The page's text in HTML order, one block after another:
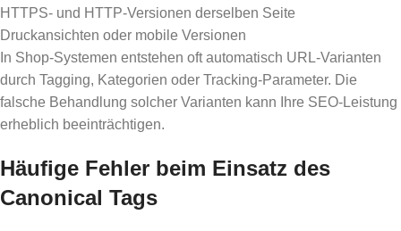
HTTPS- und HTTP-Versionen derselben Seite
Druckansichten oder mobile Versionen
In Shop-Systemen entstehen oft automatisch URL-Varianten
durch Tagging, Kategorien oder Tracking-Parameter. Die
falsche Behandlung solcher Varianten kann Ihre SEO-Leistung
erheblich beeinträchtigen.
Häufige Fehler beim Einsatz des
Canonical Tags